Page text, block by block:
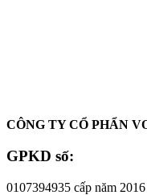
CÔNG TY CỔ PHẨN
GPKD số:
0107394935 cấp năm 2016